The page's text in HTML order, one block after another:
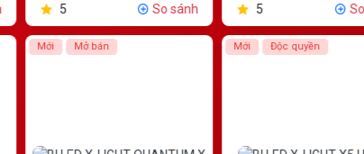
5 So sánh 5
Mới Mở bán Mới Độc quyền